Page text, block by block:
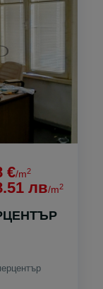
€/m2
лв/m2